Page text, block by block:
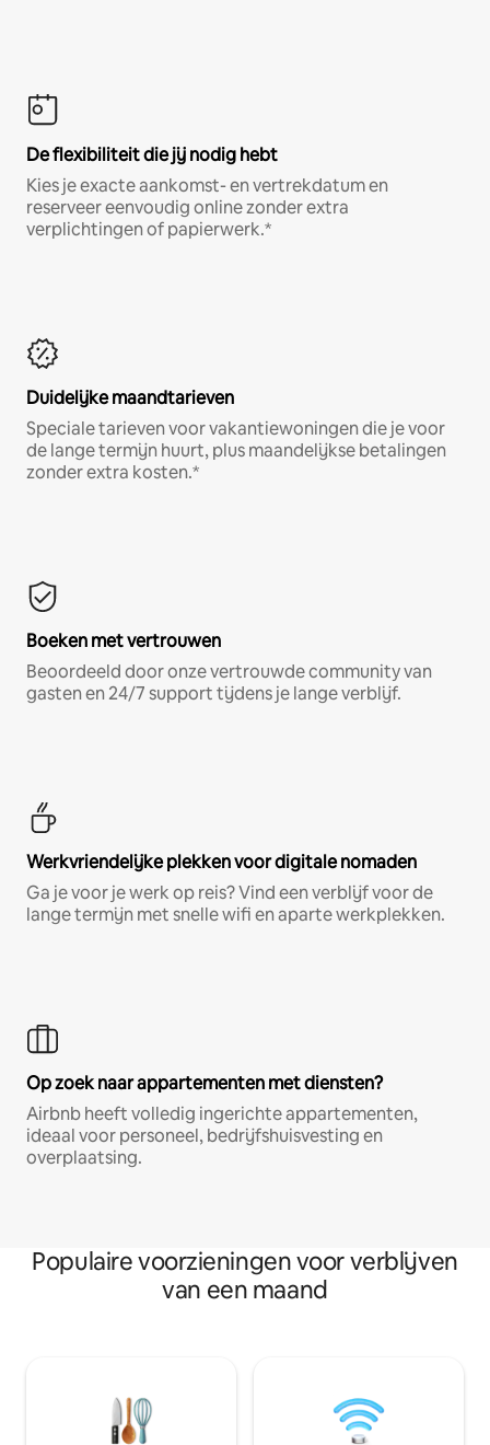
De flexibiliteit die jij nodig hebt
Kies je exacte aankomst- en vertrekdatum en
reserveer eenvoudig online zonder extra
verplichtingen of papierwerk.*
Duidelijke maandtarieven
Speciale tarieven voor vakantiewoningen die je voor
de lange termijn huurt, plus maandelijkse betalingen
zonder extra kosten.*
Boeken met vertrouwen
Beoordeeld door onze vertrouwde community van
gasten en 24/7 support tijdens je lange verblijf.
Werkvriendelijke plekken voor digitale nomaden
Ga je voor je werk op reis? Vind een verblijf voor de
lange termijn met snelle wifi en aparte werkplekken.
Op zoek naar appartementen met diensten?
Airbnb heeft volledig ingerichte appartementen,
ideaal voor personeel, bedrijfshuisvesting en
overplaatsing.
Populaire voorzieningen voor verblijven
van een maand